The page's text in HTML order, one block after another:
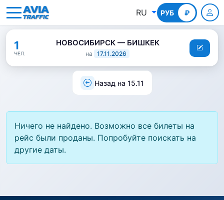
RU РУБ ₽
КГС
1
ЧЕЛ.
НОВОСИБИРСК — БИШКЕК
на 17.11.2026
Назад на 15.11
Ничего не найдено. Возможно все билеты на
рейс были проданы. Попробуйте поискать на
другие даты.